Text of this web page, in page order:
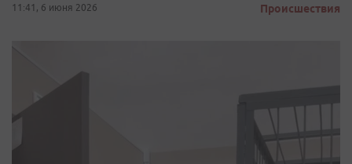
11:41, 6 июня 2026 Происшествия